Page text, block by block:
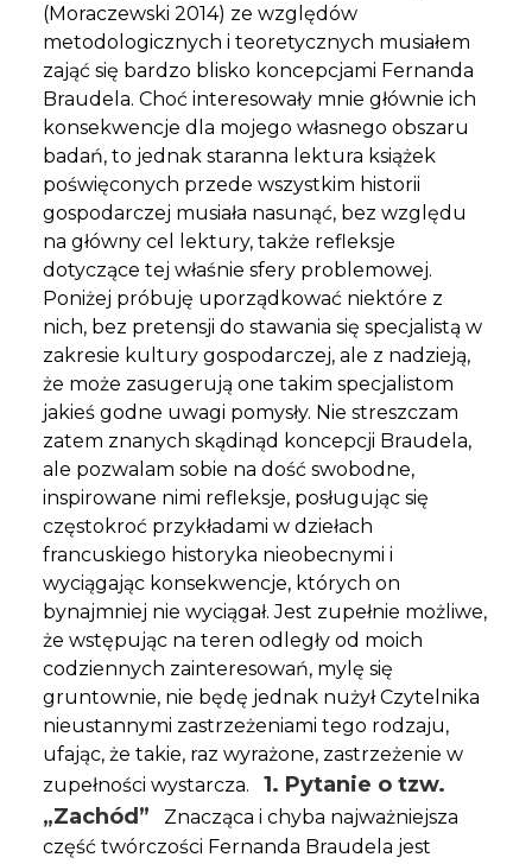
(Moraczewski 2014) ze względów
metodologicznych i teoretycznych musiałem
zająć się bardzo blisko koncepcjami Fernanda
Braudela. Choć interesowały mnie głównie ich
konsekwencje dla mojego własnego obszaru
badań, to jednak staranna lektura książek
poświęconych przede wszystkim historii
gospodarczej musiała nasunąć, bez względu
na główny cel lektury, także refleksje
dotyczące tej właśnie sfery problemowej.
Poniżej próbuję uporządkować niektóre z
nich, bez pretensji do stawania się specjalistą w
zakresie kultury gospodarczej, ale z nadzieją,
że może zasugerują one takim specjalistom
jakieś godne uwagi pomysły. Nie streszczam
zatem znanych skądinąd koncepcji Braudela,
ale pozwalam sobie na dość swobodne,
inspirowane nimi refleksje, posługując się
częstokroć przykładami w dziełach
francuskiego historyka nieobecnymi i
wyciągając konsekwencje, których on
bynajmniej nie wyciągał. Jest zupełnie możliwe,
że wstępując na teren odległy od moich
codziennych zainteresowań, mylę się
gruntownie, nie będę jednak nużył Czytelnika
nieustannymi zastrzeżeniami tego rodzaju,
ufając, że takie, raz wyrażone, zastrzeżenie w
zupełności wystarcza.
1. Pytanie o tzw.
„Zachód”
Znacząca i chyba najważniejsza
część twórczości Fernanda Braudela jest